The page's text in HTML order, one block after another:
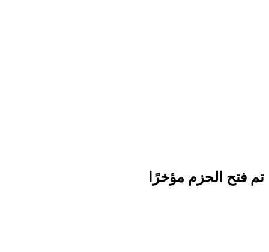
تم فتح الحزم مؤخرًا